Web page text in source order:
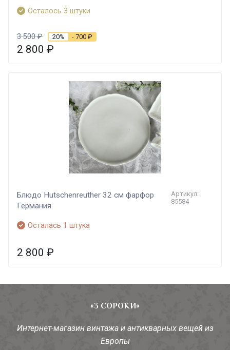
Осталось 3 штуки
3 500₽ 20% - 700 ₽
2 800 ₽
Блюдо Hutschenreuther 32 см фарфор
Германия
Артикул:
85584
Осталась 1 штука
2 800 ₽
«3 СОРОКИ»
Интернет-магазин винтажа и антикварных вещей из
Европы